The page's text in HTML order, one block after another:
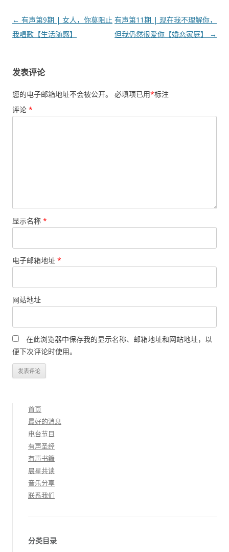
文
章
← 有声第9期 | 女人，你莫阻止
我唱歌【生活随感】
有声第11期 | 现在我不理解你，
但我仍然很爱你【婚恋家庭】
→
发表评论
您的电子邮箱地址不会被公开。 必填项已用*标注
评论 *
显示名称 *
电子邮箱地址 *
网站地址
在此浏览器中保存我的显示名称、邮箱地址和网站地址，以
便下次评论时使用。
首页
最好的消息
电台节目
有声圣经
有声书籍
晨星共读
音乐分享
联系我们
分类目录